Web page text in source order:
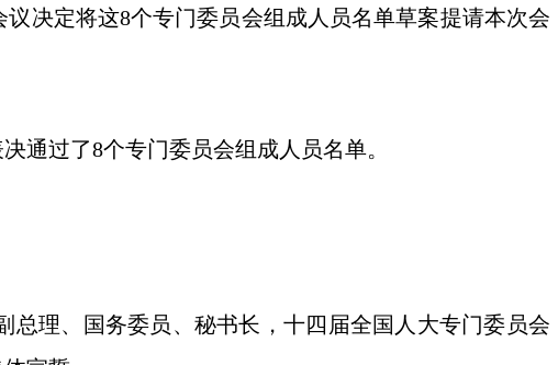
决定将这8个专门委员会组成人员名单草案提请本次会
过了8个专门委员会组成人员名单。
理、国务委员、秘书长，十四届全国人大专门委员会